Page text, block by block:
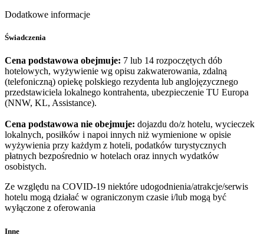
Dodatkowe informacje
Świadczenia
Cena podstawowa obejmuje: 7 lub 14 rozpoczętych dób
hotelowych, wyżywienie wg opisu zakwaterowania, zdalną
(telefoniczną) opiekę polskiego rezydenta lub anglojęzycznego
przedstawiciela lokalnego kontrahenta, ubezpieczenie TU Europa
(NNW, KL, Assistance).
Cena podstawowa nie obejmuje: dojazdu do/z hotelu, wycieczek
lokalnych, posiłków i napoi innych niż wymienione w opisie
wyżywienia przy każdym z hoteli, podatków turystycznych
płatnych bezpośrednio w hotelach oraz innych wydatków
osobistych.
Ze względu na COVID-19 niektóre udogodnienia/atrakcje/serwis
hotelu mogą działać w ograniczonym czasie i/lub mogą być
wyłączone z oferowania
Inne